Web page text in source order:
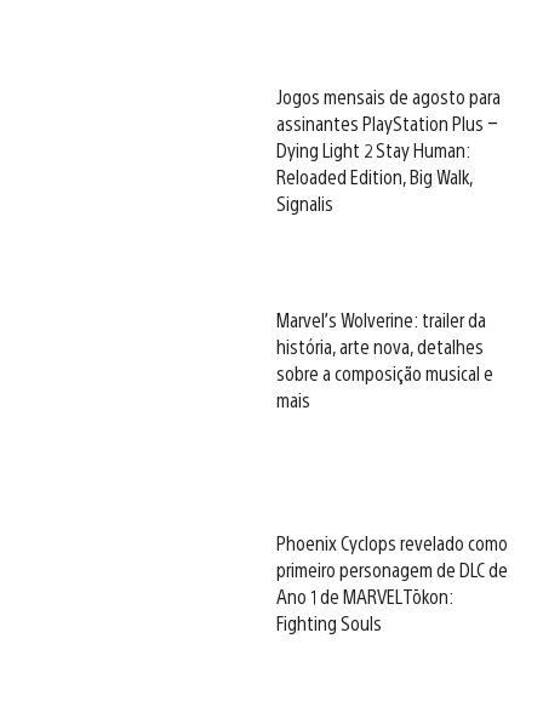
Jogos mensais de agosto para
assinantes PlayStation Plus –
Dying Light 2 Stay Human:
Reloaded Edition, Big Walk,
Signalis
Marvel’s Wolverine: trailer da
história, arte nova, detalhes
sobre a composição musical e
mais
Phoenix Cyclops revelado como
primeiro personagem de DLC de
Ano 1 de MARVEL Tōkon:
Fighting Souls